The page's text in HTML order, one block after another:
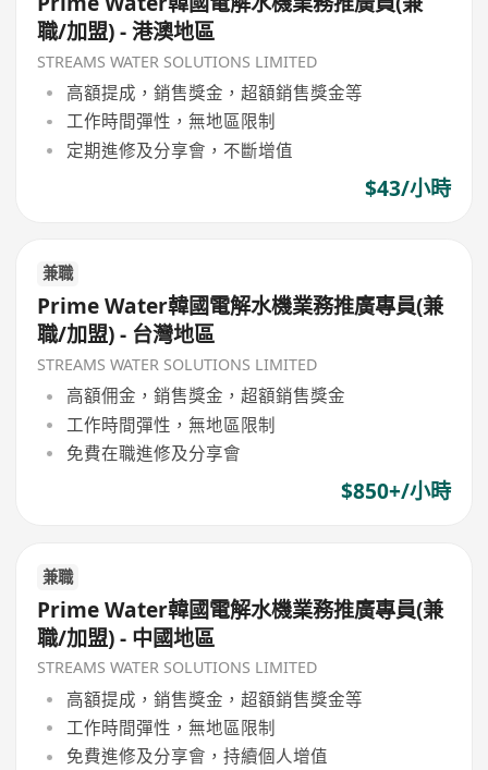
職/加盟) - 港澳地區
STREAMS WATER SOLUTIONS LIMITED
高額提成，銷售獎金，超額銷售獎金等
工作時間彈性，無地區限制
定期進修及分享會，不斷增值
$43/小時
兼職
Prime Water韓國電解水機業務推廣專員(兼
職/加盟) - 台灣地區
STREAMS WATER SOLUTIONS LIMITED
高額佣金，銷售獎金，超額銷售獎金
工作時間彈性，無地區限制
免費在職進修及分享會
$850+/小時
兼職
Prime Water韓國電解水機業務推廣專員(兼
職/加盟) - 中國地區
STREAMS WATER SOLUTIONS LIMITED
高額提成，銷售獎金，超額銷售獎金等
工作時間彈性，無地區限制
免費進修及分享會，持續個人增值